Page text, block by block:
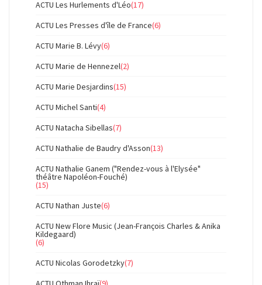
ACTU Les Hurlements d'Léo(17)
ACTU Les Presses d'île de France(6)
ACTU Marie B. Lévy(6)
ACTU Marie de Hennezel(2)
ACTU Marie Desjardins(15)
ACTU Michel Santi(4)
ACTU Natacha Sibellas(7)
ACTU Nathalie de Baudry d'Asson(13)
ACTU Nathalie Ganem ("Rendez-vous à l'Elysée"
théâtre Napoléon-Fouché)
(15)
ACTU Nathan Juste(6)
ACTU New Flore Music (Jean-François Charles & Anika
Kildegaard)
(6)
ACTU Nicolas Gorodetzky(7)